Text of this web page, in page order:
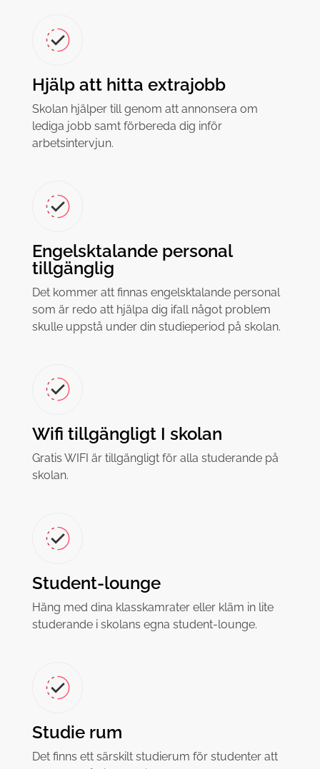
Hjälp att hitta extrajobb
Skolan hjälper till genom att annonsera om
lediga jobb samt förbereda dig inför
arbetsintervjun.
Engelsktalande personal
tillgänglig
Det kommer att finnas engelsktalande personal
som är redo att hjälpa dig ifall något problem
skulle uppstå under din studieperiod på skolan.
Wifi tillgängligt I skolan
Gratis WIFI är tillgängligt för alla studerande på
skolan.
Student-lounge
Häng med dina klasskamrater eller kläm in lite
studerande i skolans egna student-lounge.
Studie rum
Det finns ett särskilt studierum för studenter att